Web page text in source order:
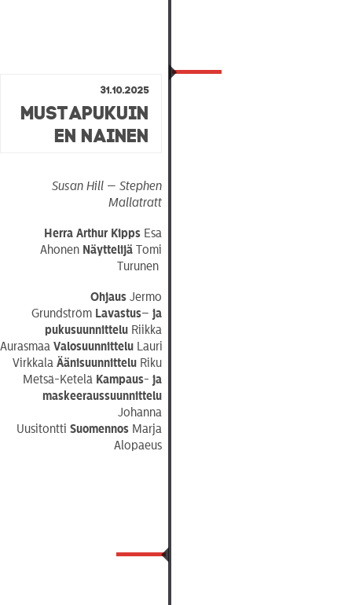
31.10.2025
Mustapukuin
en Nainen
Susan Hill — Stephen
Mallatratt
Herra Arthur Kipps Esa
Ahonen Näyttelijä Tomi
Turunen
Ohjaus Jermo
Grundström Lavastus–ja
pukusuunnittelu Riikka
Aurasmaa Valosuunnittelu Lauri
VirkkalaÄänisuunnittelu Riku
Metsä-Ketelä Kampaus- ja
maskeeraussuunnittelu
Johanna
UusitonttiSuomennos Marja
Alopaeus